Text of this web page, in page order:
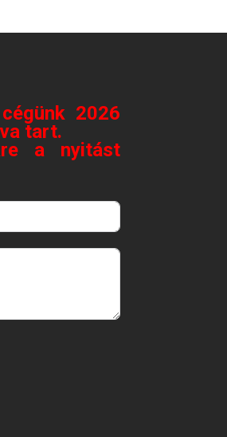
2026
tart.
a nyitást